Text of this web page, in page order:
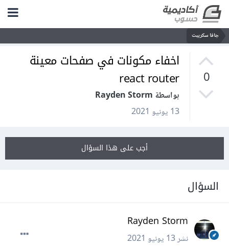
جافا سكريبت
0
اخفاء مكونات في صفحات معينة
react router
بواسطة Rayden Storm
13 يونيو 2021
أجب على هذا السؤال
السؤال
Rayden Storm
نشر13 يونيو 2021